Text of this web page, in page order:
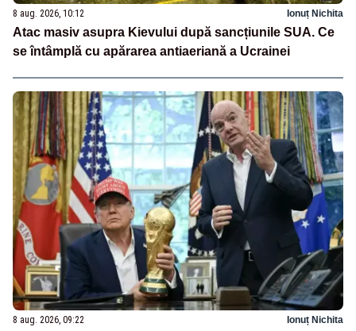
8 aug. 2026, 10:12 Ionuț Nichita
Atac masiv asupra Kievului după sancțiunile SUA. Ce
se întâmplă cu apărarea antiaeriană a Ucrainei
8 aug. 2026, 09:22 Ionuț Nichita